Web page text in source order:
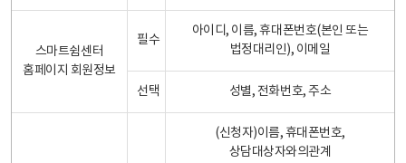
스마트쉼센터
홈페이지 회원정보
필수
아이디, 이름, 휴대폰번호(본인 또는
법정대리인), 이메일
선택 성별, 전화번호, 주소
(신청자)이름, 휴대폰번호,
상담대상자와의관계